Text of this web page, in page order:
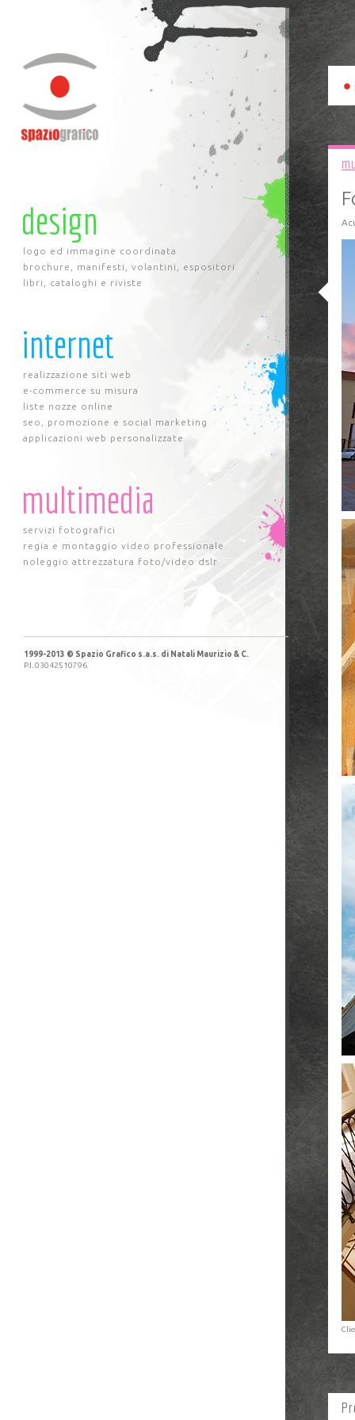
design
logo ed immagine coordinata
brochure, manifesti, volantini, espositori
libri, cataloghi e riviste
internet
realizzazione siti web
e-commerce su misura
liste nozze online
seo, promozione e social marketing
applicazioni web personalizzate
multimedia
servizi fotografici
regia e montaggio video professionale
noleggio attrezzatura foto/video dslr
1999-2013 © Spazio Grafico s.a.s. di Natali Maurizio & C.
P.I. 03042510796